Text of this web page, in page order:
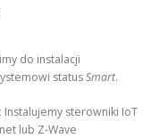
do instalacji
statusSmart.
Instalujemy sterowniki IoT
lub Z-Wave